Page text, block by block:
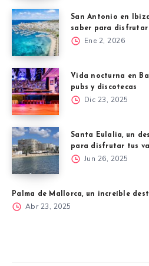
San Antonio en
saber para disfrutar
Ene 2, 2026
Vida nocturna en
pubs y discotecas
Dic 23, 2025
Santa Eulalia, un
para disfrutar tus
Jun 26, 2025
Palma de Mallorca, un increíble
Abr 23, 2025